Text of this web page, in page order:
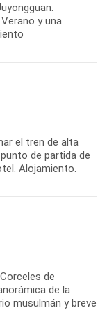
y una
el tren de alta
de partida de
de
de la
musulmán y breve